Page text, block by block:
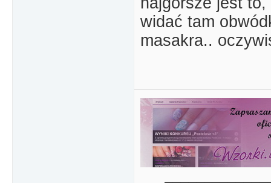
widać tam
masakra..